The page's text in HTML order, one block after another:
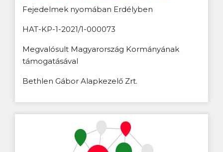
Fejedelmek nyomában Erdélyben
HAT-KP-1-2021/1-000073
Megvalósult Magyarország Kormányának
támogatásával
Bethlen Gábor Alapkezelő Zrt.